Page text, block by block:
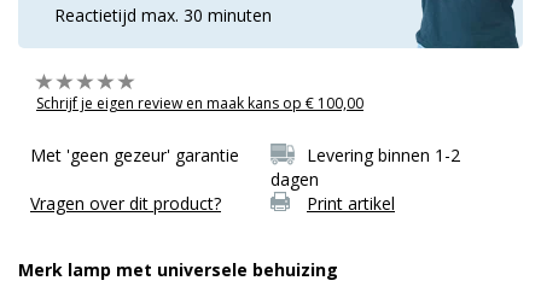
Reactietijd max. 30 minuten
Schrijf je eigen review en maak kans op € 100,00
Met 'geen gezeur' garantie
Levering binnen 1-2
dagen
Vragen over dit product?
Print artikel
Merk lamp met universele behuizing